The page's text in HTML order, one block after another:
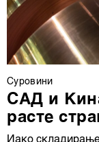
Суровини
САД и
расте